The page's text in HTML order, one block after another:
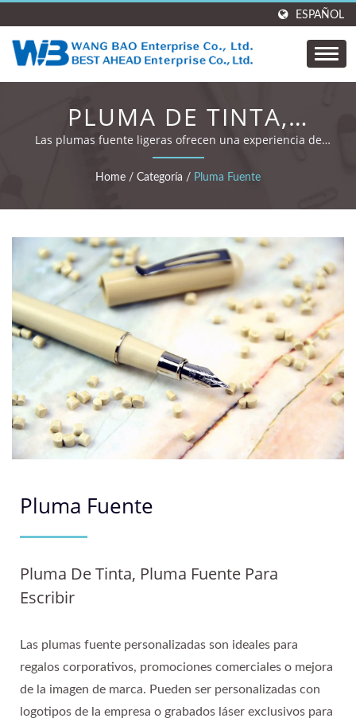
ESPAÑOL
PLUMA DE TINTA,
PLUMA FUENTE PARA
ESCRIBIR
Las plumas fuente ligeras ofrecen una experiencia de
escritura suave y sin esfuerzo.
Home / Categoría / Pluma Fuente
Pluma Fuente
Pluma De Tinta, Pluma Fuente Para
Escribir
Las plumas fuente personalizadas son ideales para
regalos corporativos, promociones comerciales o mejora
de la imagen de marca. Pueden ser personalizadas con
logotipos de la empresa o grabados láser exclusivos para